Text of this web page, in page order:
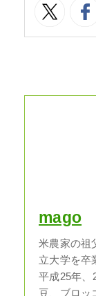
mago
米農家の祖
立大学を卒
平成25年、
豆、ブロッ